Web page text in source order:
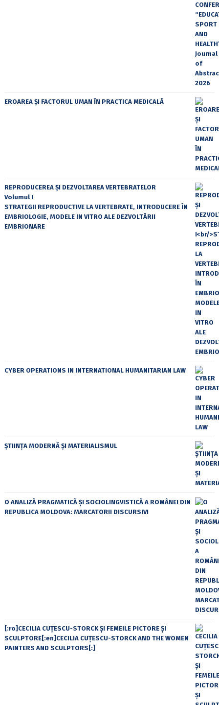
EROAREA ȘI FACTORUL UMAN ÎN PRACTICA MEDICALĂ
REPRODUCEREA ȘI DEZVOLTAREA VERTEBRATELOR
Volumul I
STRATEGII REPRODUCTIVE LA VERTEBRATE, INTRODUCERE ÎN
EMBRIOLOGIE, MODELE IN VITRO ALE DEZVOLTĂRII
EMBRIONARE
CYBER OPERATIONS IN INTERNATIONAL HUMANITARIAN LAW
ȘTIINȚA MODERNĂ ȘI MATERIALISMUL
O ANALIZĂ PRAGMATICĂ ȘI SOCIOLINGVISTICĂ A ROMÂNEI DIN
REPUBLICA MOLDOVA: MARCATORII DISCURSIVI
[:ro]CECILIA CUŢESCU-STORCK ŞI FEMEILE PICTORE ŞI
SCULPTORE[:en]CECILIA CUŢESCU-STORCK AND THE WOMEN
PAINTERS AND SCULPTORS[:]